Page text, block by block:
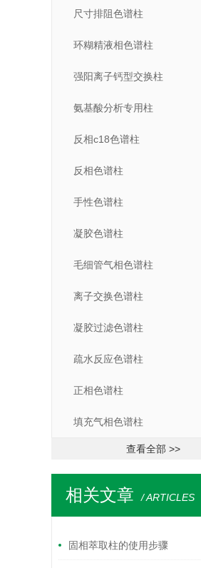
尺寸排阻色谱柱
环糊精液相色谱柱
强阳离子钙型交换柱
氨基酸分析专用柱
反相c18色谱柱
反相色谱柱
手性色谱柱
凝胶色谱柱
毛细管气相色谱柱
离子交换色谱柱
凝胶过滤色谱柱
疏水反应色谱柱
正相色谱柱
填充气相色谱柱
查看全部 >>
相关文章 / ARTICLES
固相萃取柱的使用步骤